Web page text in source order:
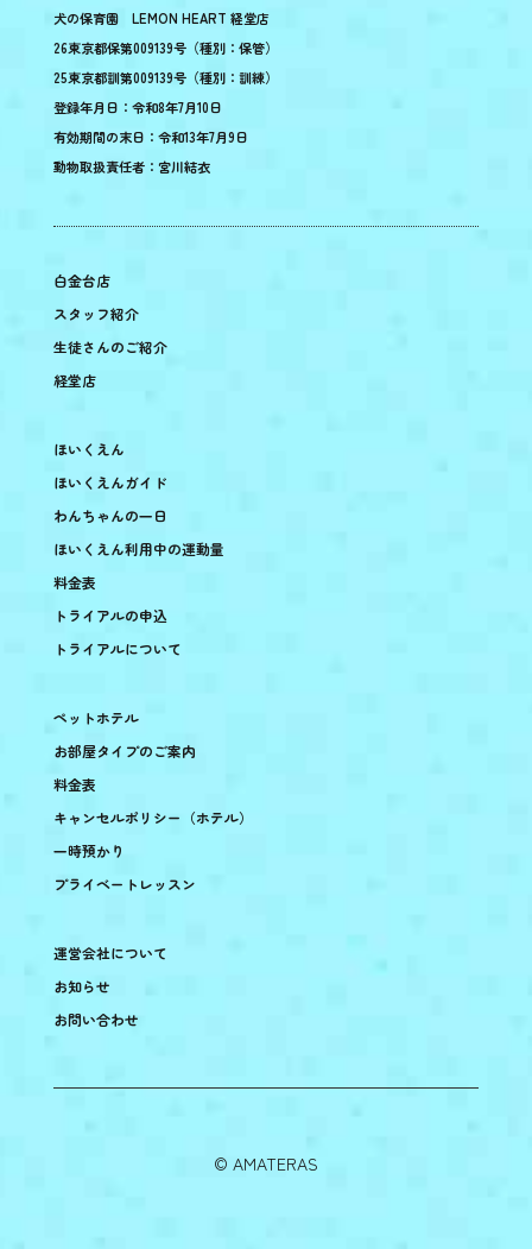
犬の保育園 LEMON HEART 経堂店
26東京都保第009139号（種別：保管）
25東京都訓第009139号（種別：訓練）
登録年月日：令和8年7月10日
有効期間の末日：令和13年7月9日
動物取扱責任者：宮川結衣
白金台店
スタッフ紹介
生徒さんのご紹介
経堂店
ほいくえん
ほいくえんガイド
わんちゃんの一日
ほいくえん利用中の運動量
料金表
トライアルの申込
トライアルについて
ペットホテル
お部屋タイプのご案内
料金表
キャンセルポリシー（ホテル）
一時預かり
プライベートレッスン
運営会社について
お知らせ
お問い合わせ
©︎ AMATERAS